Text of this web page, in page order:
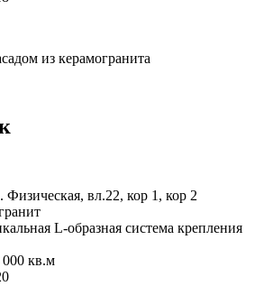
Физическая, вл.22, кор 1, кор 2
L-образная система крепления
кв.м